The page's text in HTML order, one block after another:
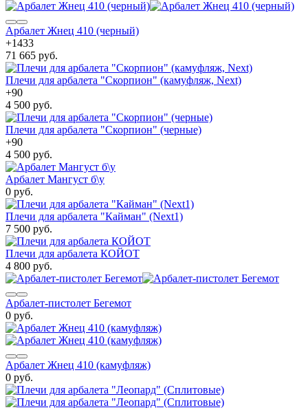
Арбалет Жнец 410 (черный)
+1433
71 665 руб.
Плечи для арбалета "Скорпион" (камуфляж, Next)
+90
4 500 руб.
Плечи для арбалета "Скорпион" (черные)
+90
4 500 руб.
Арбалет Мангуст б\у
0 руб.
Плечи для арбалета "Кайман" (Next1)
7 500 руб.
Плечи для арбалета КОЙОТ
4 800 руб.
Арбалет-пистолет Бегемот
0 руб.
Арбалет Жнец 410 (камуфляж)
0 руб.